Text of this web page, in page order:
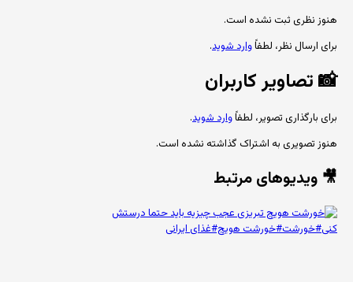
هنوز نظری ثبت نشده است.
برای ارسال نظر، لطفاًوارد شوید.
📸تصاویر کاربران
برای بارگذاری تصویر، لطفاًوارد شوید.
هنوز تصویری به اشتراک گذاشته نشده است.
🎥 ویدیوهای مرتبط